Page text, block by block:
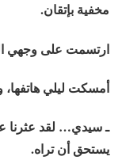
مخفية بإتقان.
ارتسمت على وجهي
أمسكت ليلي هاتفها،
ـ سيدي… لقد عثرنا
يستحق أن تراه.